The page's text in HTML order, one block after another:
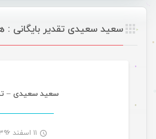
سعید سعیدی تقدیر بایگانی :
سعید سعیدی –
۱۱ اسفند ۱۳۹۶